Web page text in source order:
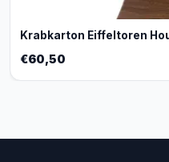
Krabkarton Eiffeltoren
€60,50